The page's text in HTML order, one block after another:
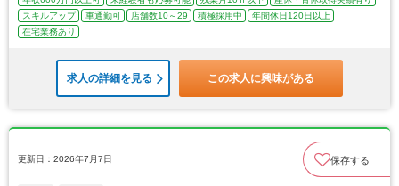
スキルアップ
車通勤可 店舗数10～29 積極採用中
年間休日120日以上
在宅業務あり
求人の詳細を見る この求人に興味がある
更新日：2026年7月7日 保存する